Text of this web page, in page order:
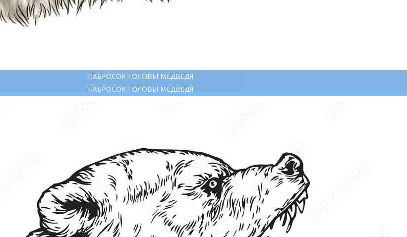
НАБРОСОК ГОЛОВЫ МЕДВЕДЯ
НАБРОСОК ГОЛОВЫ МЕДВЕДЯ